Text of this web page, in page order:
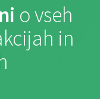
o vseh
in